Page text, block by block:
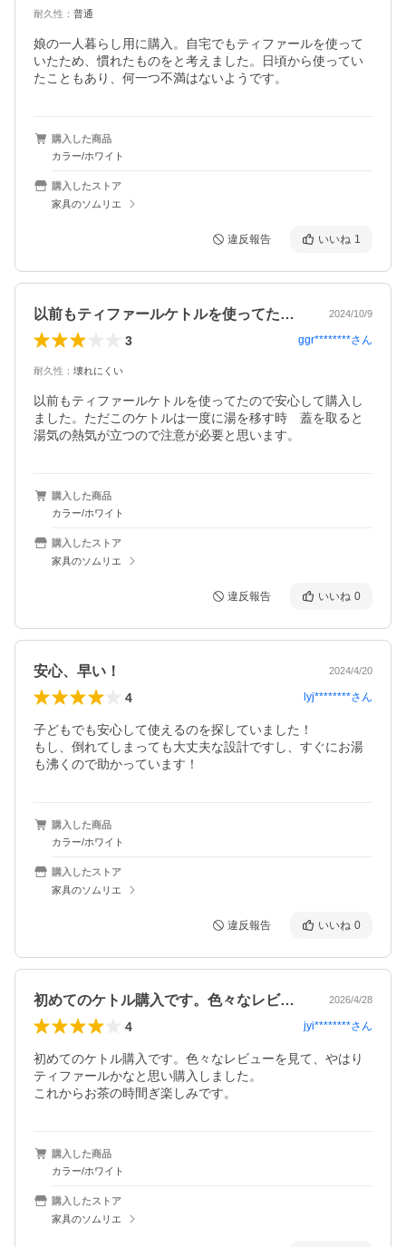
耐久性 ： 普通
娘の一人暮らし用に購入。自宅でもティファールを使って
いたため、慣れたものをと考えました。日頃から使ってい
たこともあり、何一つ不満はないようです。
購入した商品
カラー/ホワイト
購入したストア
家具のソムリエ
違反報告 いいね 1
以前もティファールケトルを使ってたので… 2024/10/9
3 ggr********さん
耐久性 ： 壊れにくい
以前もティファールケトルを使ってたので安心して購入し
ました。ただこのケトルは一度に湯を移す時　蓋を取ると
湯気の熱気が立つので注意が必要と思います。
購入した商品
カラー/ホワイト
購入したストア
家具のソムリエ
違反報告 いいね 0
安心、早い！ 2024/4/20
4 lyj********さん
子どもでも安心して使えるのを探していました！
もし、倒れてしまっても大丈夫な設計ですし、すぐにお湯
も沸くので助かっています！
購入した商品
カラー/ホワイト
購入したストア
家具のソムリエ
違反報告 いいね 0
初めてのケトル購入です。色々なレビュー… 2026/4/28
4 jyi********さん
初めてのケトル購入です。色々なレビューを見て、やはり
ティファールかなと思い購入しました。
これからお茶の時間ぎ楽しみです。
購入した商品
カラー/ホワイト
購入したストア
家具のソムリエ